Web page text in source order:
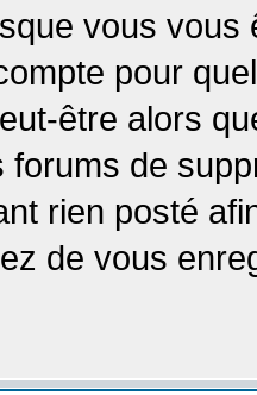
vous
pour
être alors
forums de
rien posté
de vous